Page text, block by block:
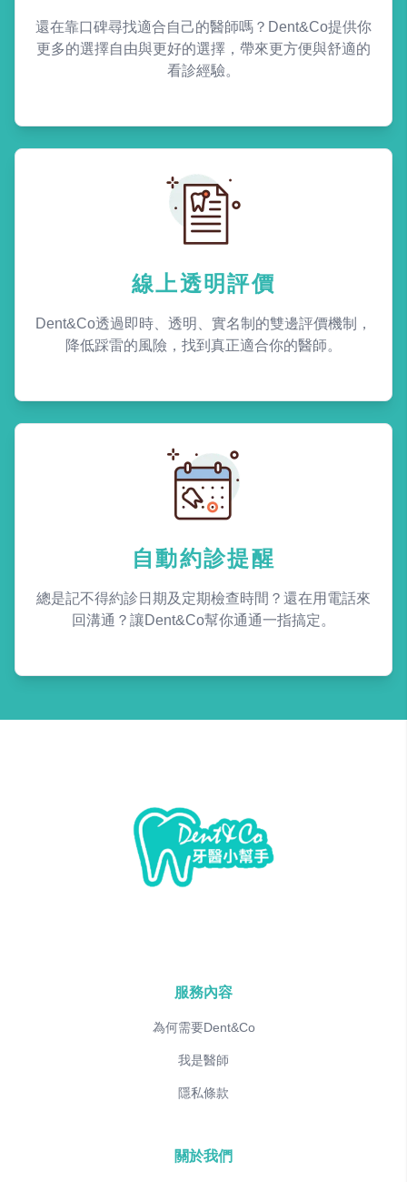
還在靠口碑尋找適合自己的醫師嗎？Dent&Co提供你
更多的選擇自由與更好的選擇，帶來更方便與舒適的
看診經驗。
線上透明評價
Dent&Co透過即時、透明、實名制的雙邊評價機制，
降低踩雷的風險，找到真正適合你的醫師。
自動約診提醒
總是記不得約診日期及定期檢查時間？還在用電話來
回溝通？讓Dent&Co幫你通通一指搞定。
服務內容
為何需要Dent&Co
我是醫師
隱私條款
關於我們